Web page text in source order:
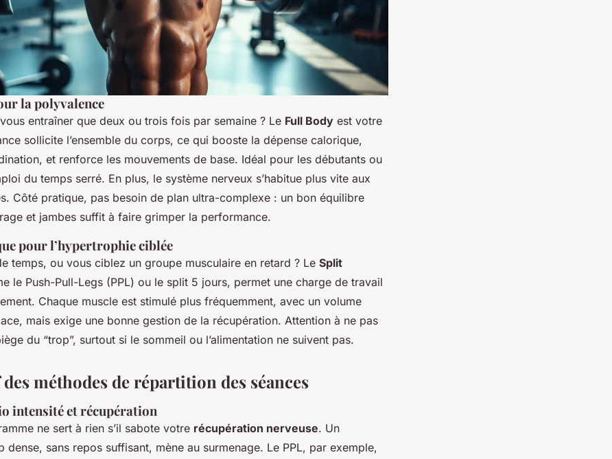
la polyvalence
entraîner que deux ou trois fois par semaine ? Le Full Body est votre
sollicite l’ensemble du corps, ce qui booste la dépense calorique,
et renforce les mouvements de base. Idéal pour les débutants ou
du temps serré. En plus, le système nerveux s’habitue plus vite aux
Côté pratique, pas besoin de plan ultra-complexe : un bon équilibre
et jambes suffit à faire grimper la performance.
pour l’hypertrophie ciblée
temps, ou vous ciblez un groupe musculaire en retard ? Le Split
le Push-Pull-Legs (PPL) ou le split 5 jours, permet une charge de travail
Chaque muscle est stimulé plus fréquemment, avec un volume
mais exige une bonne gestion de la récupération. Attention à ne pas
du “trop”, surtout si le sommeil ou l’alimentation ne suivent pas.
méthodes de répartition des séances
intensité et récupération
ne sert à rien s’il sabote votre récupération nerveuse. Un
dense, sans repos suffisant, mène au surmenage. Le PPL, par exemple,